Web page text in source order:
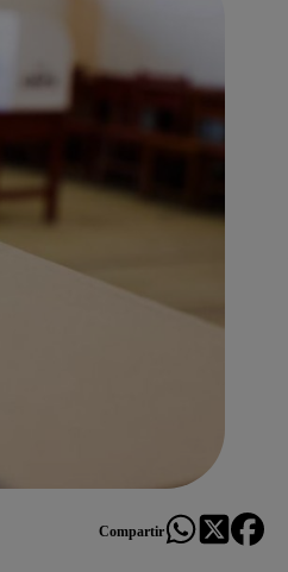
Compartir